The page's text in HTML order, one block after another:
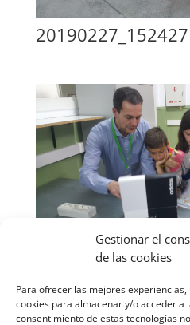
Gestionar el
de las cookies
Para ofrecer las mejores
cookies para almacenar y/o acceder a
consentimiento de estas tecnologías
20190227_152427
20190227_153004